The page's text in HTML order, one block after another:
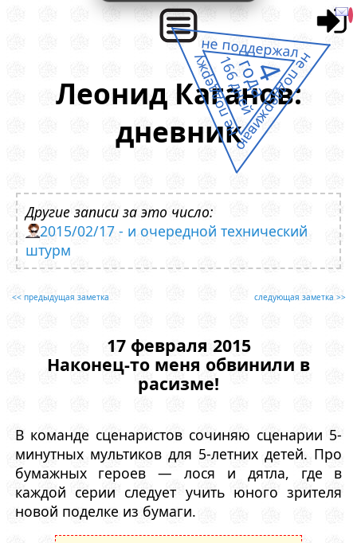
Леонид Каганов:
дневник
Другие записи за это число:
2015/02/17 - и очередной технический
штурм
<< предыдущая заметка следующая заметка >>
17 февраля 2015
Наконец-то меня обвинили в
расизме!
В команде сценаристов сочиняю сценарии 5-
минутных мультиков для 5-летних детей. Про
бумажных героев — лося и дятла, где в
каждой серии следует учить юного зрителя
новой поделке из бумаги.
не поддержал
не поддерживаю
не поддержу 4
года
166 дней